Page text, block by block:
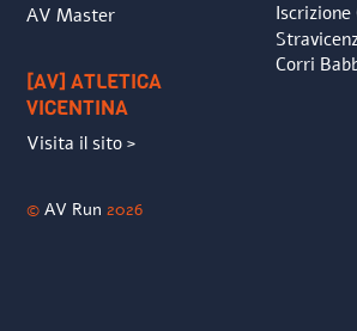
AV Master
[AV] ATLETICA
VICENTINA
Visita il sito >
Iscrizione
Corri
©AV Run 2026